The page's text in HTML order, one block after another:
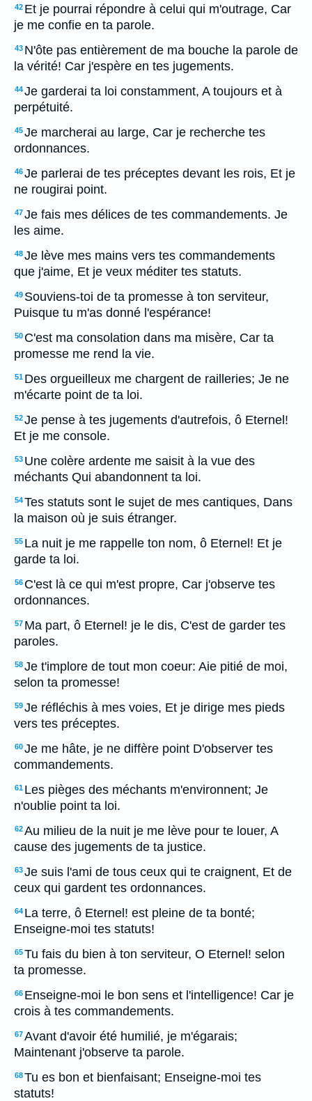
42 Et je pourrai répondre à celui qui m'outrage, Car
je me confie en ta parole.
43 N'ôte pas entièrement de ma bouche la parole de
la vérité! Car j'espère en tes jugements.
44Je garderai ta loi constamment, A toujours et à
perpétuité.
45Je marcherai au large, Car je recherche tes
ordonnances.
46Je parlerai de tes préceptes devant les rois, Et je
ne rougirai point.
47Je fais mes délices de tes commandements. Je
les aime.
48Je lève mes mains vers tes commandements
que j'aime, Et je veux méditer tes statuts.
49 Souviens-toi de ta promesse à ton serviteur,
Puisque tu m'as donné l'espérance!
50 C'est ma consolation dans ma misère, Car ta
promesse me rend la vie.
51 Des orgueilleux me chargent de railleries; Je ne
m'écarte point de ta loi.
52Je pense à tes jugements d'autrefois, ô Eternel!
Et je me console.
53 Une colère ardente me saisit à la vue des
méchants Qui abandonnent ta loi.
54Tes statuts sont le sujet de mes cantiques, Dans
la maison où je suis étranger.
55 La nuit je me rappelle ton nom, ô Eternel! Et je
garde ta loi.
56 C'est là ce qui m'est propre, Car j'observe tes
ordonnances.
57 Ma part, ô Eternel! je le dis, C'est de garder tes
paroles.
58Je t'implore de tout mon coeur: Aie pitié de moi,
selon ta promesse!
59Je réfléchis à mes voies, Et je dirige mes pieds
vers tes préceptes.
60Je me hâte, je ne diffère point D'observer tes
commandements.
61 Les pièges des méchants m'environnent; Je
n'oublie point ta loi.
62Au milieu de la nuit je me lève pour te louer, A
cause des jugements de ta justice.
63Je suis l'ami de tous ceux qui te craignent, Et de
ceux qui gardent tes ordonnances.
64 La terre, ô Eternel! est pleine de ta bonté;
Enseigne-moi tes statuts!
65Tu fais du bien à ton serviteur, O Eternel! selon
ta promesse.
66 Enseigne-moi le bon sens et l'intelligence! Car je
crois à tes commandements.
67Avant d'avoir été humilié, je m'égarais;
Maintenant j'observe ta parole.
68Tu es bon et bienfaisant; Enseigne-moi tes
statuts!